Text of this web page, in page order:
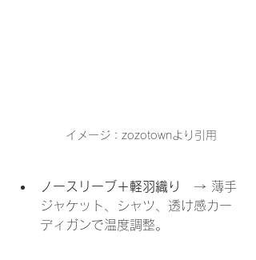
イメージ：zozotownより引用
ノースリーブ＋軽羽織り
→ 薄手
ジャケット、シャツ、透け感カー
ディガンで温度調整。